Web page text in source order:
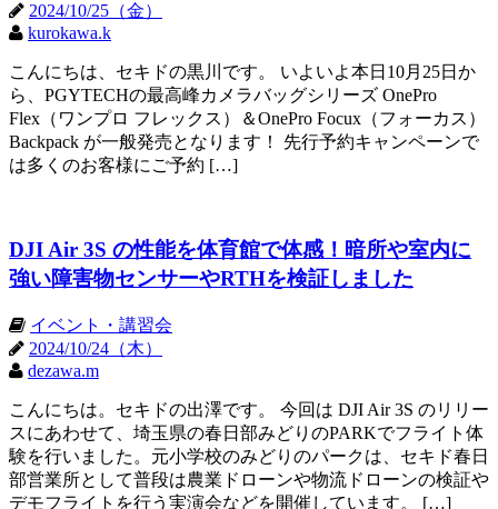
2024/10/25（金）
kurokawa.k
こんにちは、セキドの黒川です。 いよいよ本日10月25日か
ら、PGYTECHの最高峰カメラバッグシリーズ OnePro
Flex（ワンプロ フレックス）＆OnePro Focux（フォーカス）
Backpack が一般発売となります！ 先行予約キャンペーンで
は多くのお客様にご予約 […]
DJI Air 3S の性能を体育館で体感！暗所や室内に
強い障害物センサーやRTHを検証しました
イベント・講習会
2024/10/24（木）
dezawa.m
こんにちは。セキドの出澤です。 今回は DJI Air 3S のリリー
スにあわせて、埼玉県の春日部みどりのPARKでフライト体
験を行いました。元小学校のみどりのパークは、セキド春日
部営業所として普段は農業ドローンや物流ドローンの検証や
デモフライトを行う実演会などを開催しています。 […]